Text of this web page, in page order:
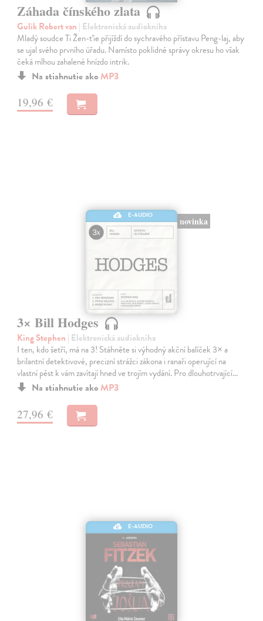
Záhada čínského zlata
Gulik Robert van | Elektronická audiokniha
Mladý soudce Ti Žen-ťie přijíždí do sychravého přístavu Peng-laj, aby
se ujal svého prvního úřadu. Namísto poklidné správy okresu ho však
čeká mlhou zahalené hnízdo intrik.
Na stiahnutie ako MP3
19,96 €
E-AUDIO
novinka
3× Bill Hodges
King Stephen | Elektronická audiokniha
I ten, kdo šetří, má na 3! Stáhněte si výhodný akční balíček 3× a
brilantní detektivové, precizní strážci zákona i ranaři operující na
vlastní pěst k vám zavítají hned ve trojím vydání. Pro dlouhotrvající…
Na stiahnutie ako MP3
27,96 €
E-AUDIO